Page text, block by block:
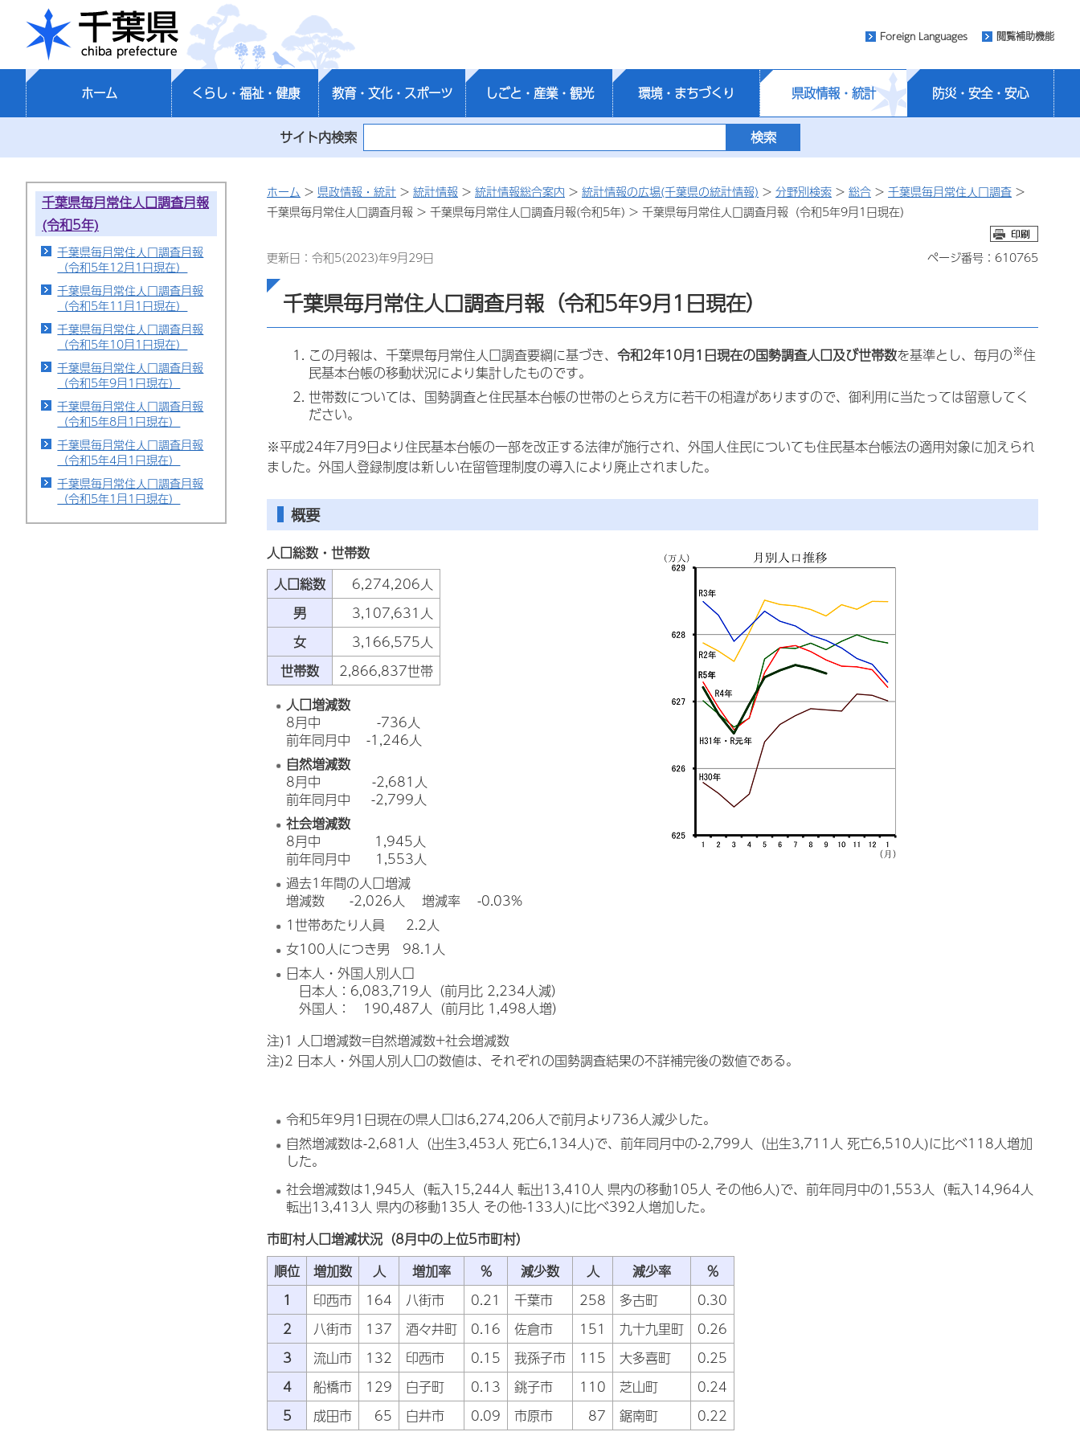
千葉県
Foreign Languages 閲覧補助機能
ホーム くらし・福祉・健康 教育・文化・スポーツ しごと・産業・観光 環境・まちづくり 県政情報・統計 防災・安全・安心
サイト内検索
千葉県毎月常住人口調査月報
(令和5年)
千葉県毎月常住人口調査月報
（令和5年12月1日現在）
千葉県毎月常住人口調査月報
（令和5年11月1日現在）
千葉県毎月常住人口調査月報
（令和5年10月1日現在）
千葉県毎月常住人口調査月報
（令和5年9月1日現在）
千葉県毎月常住人口調査月報
（令和5年8月1日現在）
千葉県毎月常住人口調査月報
（令和5年4月1日現在）
千葉県毎月常住人口調査月報
（令和5年1月1日現在）
ホーム > 県政情報・統計 > 統計情報 > 統計情報総合案内 > 統計情報の広場(千葉県の統計情報) > 分野別検索 > 総合 > 千葉県毎月常住人口調査 >
千葉県毎月常住人口調査月報 > 千葉県毎月常住人口調査月報(令和5年) > 千葉県毎月常住人口調査月報（令和5年9月1日現在）
更新日：令和5(2023)年9月29日 ページ番号：610765
千葉県毎月常住人口調査月報（令和5年9月1日現在）
この月報は、千葉県毎月常住人口調査要綱に基づき、 令和2年10月1日現在の国勢調査人口及び世帯数を基準とし、毎月の※住
民基本台帳の移動状況により集計したものです。
世帯数については、国勢調査と住民基本台帳の世帯のとらえ方に若干の相違がありますので、御利用に当たっては留意してく
ださい。
※平成24年7月9日より住民基本台帳の一部を改正する法律が施行され、外国人住民についても住民基本台帳法の適用対象に加えられ
ました。外国人登録制度は新しい在留管理制度の導入により廃止されました。
概要
人口総数・世帯数
人口総数
6,274,206人
男
3,107,631人
女
3,166,575人
世帯数
2,866,837世帯
人口増減数
8月中 -736人
前年同月中 -1,246人
自然増減数
8月中 -2,681人
前年同月中 -2,799人
社会増減数
8月中 1,945人
前年同月中 1,553人
過去1年間の人口増減
増減数 -2,026人 増減率 -0.03%
1世帯あたり人員 2.2人
女100人につき男 98.1人
日本人・外国人別人口
日本人：6,083,719人（前月比 2,234人減）
外国人： 190,487人（前月比 1,498人増）
注)1 人口増減数=自然増減数+社会増減数
注)2 日本人・外国人別人口の数値は、それぞれの国勢調査結果の不詳補完後の数値である。
令和5年9月1日現在の県人口は6,274,206人で前月より736人減少した。
自然増減数は-2,681人（出生3,453人 死亡6,134人)で、前年同月中の-2,799人（出生3,711人 死亡6,510人)に比べ118人増加
した。
社会増減数は1,945人（転入15,244人 転出13,410人 県内の移動105人 その他6人)で、前年同月中の1,553人（転入14,964人
転出13,413人 県内の移動135人 その他-133人)に比べ392人増加した。
順位 増加数 人 増加率 ％ 減少数 人 減少率 ％
市町村人口増減状況（8月中の上位5市町村）
1 印西市 164 八街市 0.21 千葉市 258 多古町
0.30
2
八街市 137 酒々井町 0.16 佐倉市 151 九十九里町
0.26
3
流山市 132 印西市 0.15 我孫子市 115 大多喜町
0.25
4
船橋市 129 白子町 0.13 銚子市 110 芝山町
0.24
5
成田市 65 白井市 0.09 市原市 87 鋸南町 0.22